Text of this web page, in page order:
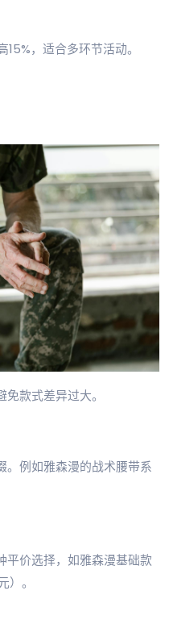
，适合多环节活动。
款式差异过大。
。例如雅森漫的战术腰带系
平价选择，如雅森漫基础款
）。